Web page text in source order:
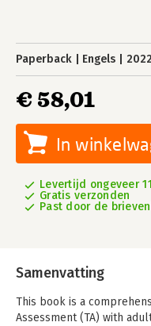
Paperback Engels 2022
€ 58,01
In
Levertijd ongeveer
Gratis verzonden
Past door de
Samenvatting
This book is a
Assessment (TA) with